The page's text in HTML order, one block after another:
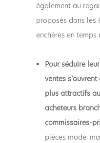
également au
proposés dans les
enchères en temps
Pour séduire
ventes
plus attractifs
acheteurs
commissaires-
pièces mode,